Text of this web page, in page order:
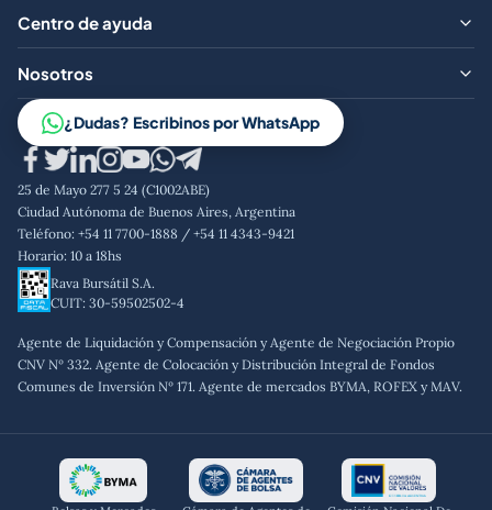
¿Qué ofrecemos?
Aranceles
Centro de ayuda
Preguntas frecuentes
Contacto
Nosotros
Trabajá con nosotros
Aviso legal
Código de conducta
Política de privacidad
¿Dudas? Escribinos por WhatsApp
25 de Mayo 277 5 24 (C1002ABE)
Ciudad Autónoma de Buenos Aires, Argentina
Teléfono: +54 11 7700-1888 / +54 11 4343-9421
Horario: 10 a 18hs
Rava Bursátil S.A.
CUIT: 30-59502502-4
Agente de Liquidación y Compensación y Agente de Negociación Propio
CNV Nº 332. Agente de Colocación y Distribución Integral de Fondos
Comunes de Inversión Nº 171. Agente de mercados BYMA, ROFEX y MAV.